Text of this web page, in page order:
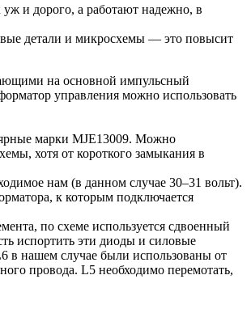
и дорого, а работают надежно, в
детали и микросхемы — это повысит
на основной импульсный
управления можно использовать
марки MJE13009. Можно
хотя от короткого замыкания в
нам (в данном случае 30–31 вольт).
к которым подключается
по схеме используется сдвоенный
испортить эти диоды и силовые
в нашем случае были использованы от
провода. L5 необходимо перемотать,